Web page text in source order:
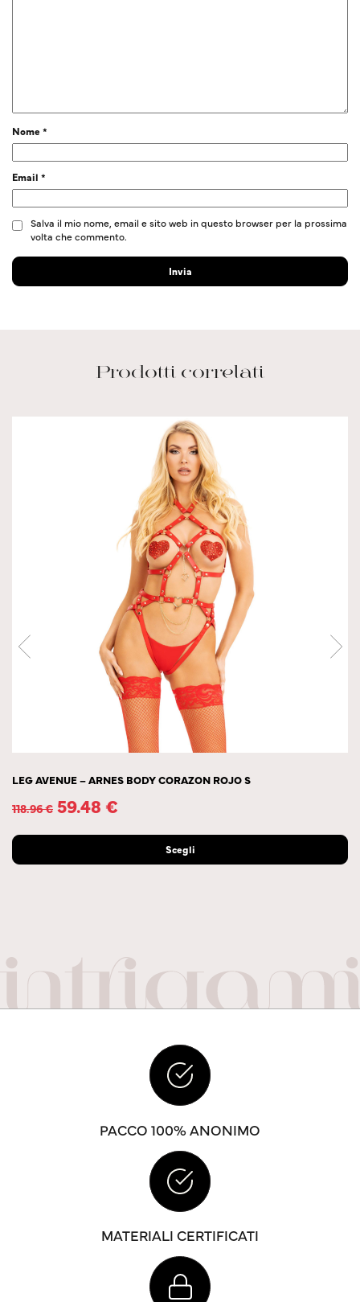
Nome*
Email *
Salva il mio nome, email e sito web in questo browser per la prossima
volta che commento.
Prodotti correlati
LEG AVENUE – ARNES BODY CORAZON ROJO S
118.96€ 59.48 €
Scegli
PACCO 100% ANONIMO
MATERIALI CERTIFICATI